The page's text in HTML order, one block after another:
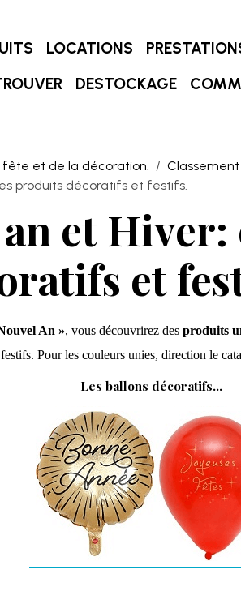
LOCATIONS
DESTOCKAGE
fête et de la décoration.
produits décoratifs et festifs.
et Hiver:
et
An », vous découvrirez des produits
Pour les couleurs unies, direction le
Les ballons décoratifs...